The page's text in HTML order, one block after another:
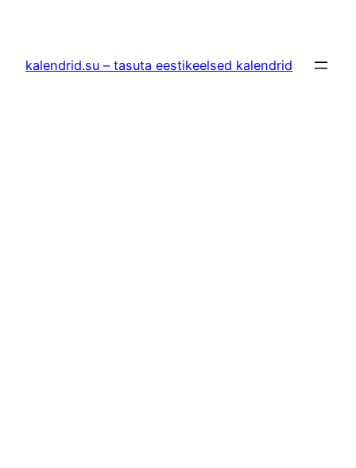
juurde
kalendrid.su – tasuta eestikeelsed kalendrid